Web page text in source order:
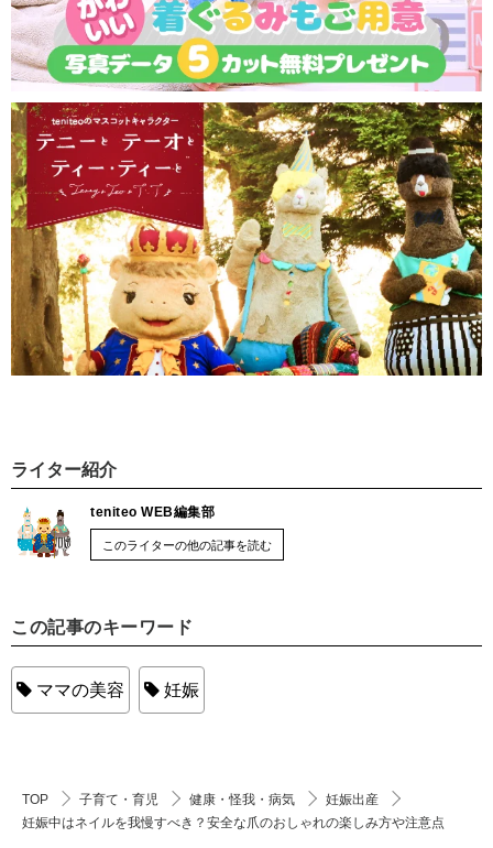
ライター紹介
teniteo WEB編集部
このライターの他の記事を読む
この記事のキーワード
ママの美容 妊娠
TOP 子育て・育児 健康・怪我・病気
妊娠出産
妊娠中はネイルを我慢すべき？安全な爪のおしゃれの楽しみ方や注意点